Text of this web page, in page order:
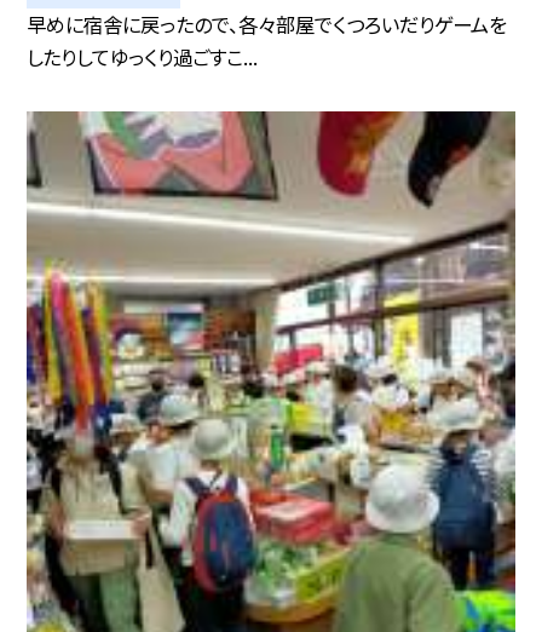
早めに宿舎に戻ったので、各々部屋でくつろいだりゲームを
したりしてゆっくり過ごすこ...